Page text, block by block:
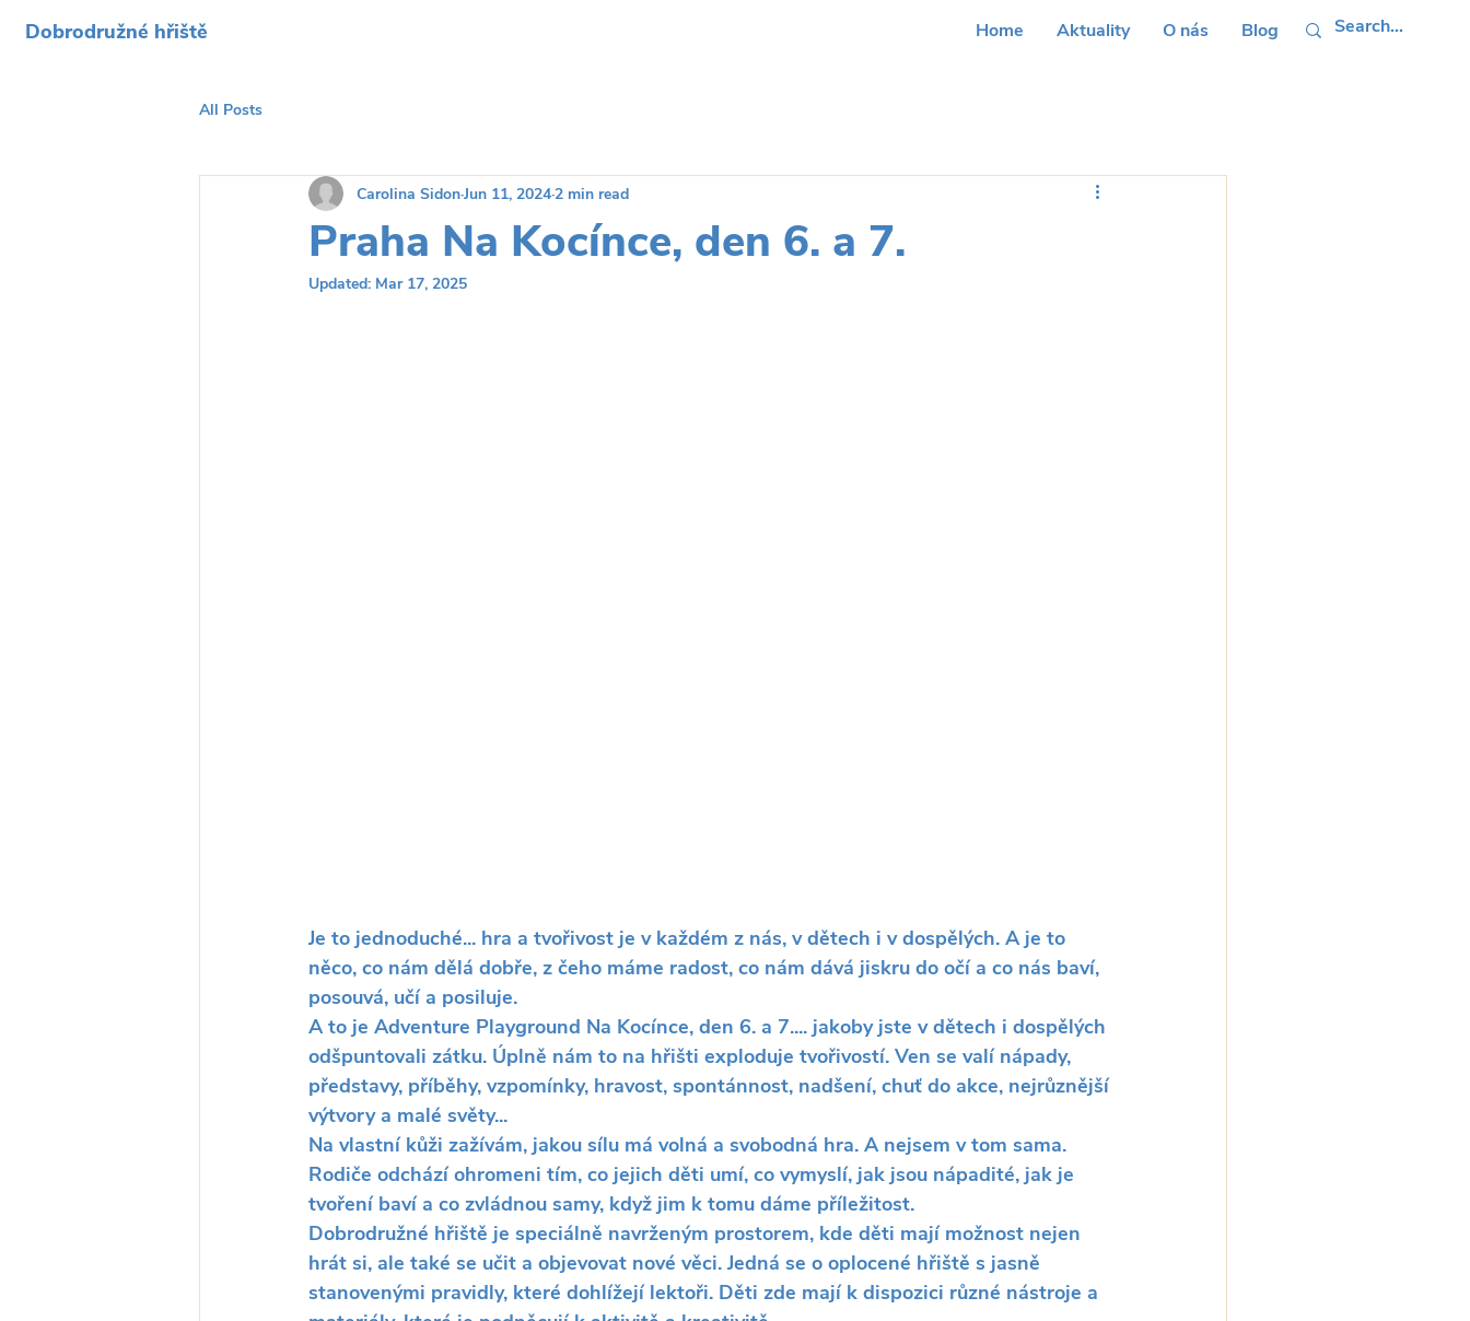
Dobrodružné hřiště Home Aktuality O nás Blog
All Posts
Praha Na Kocínce, den 6. a 7.
Carolina SidonJun 11, 2024 2 min read
Updated: Mar 17, 2025
Je to jednoduché... hra a tvořivost je v každém z nás, v dětech i v dospělých. A je to
něco, co nám dělá dobře, z čeho máme radost, co nám dává jiskru do očí a co nás baví,
posouvá, učí a posiluje.
A to je Adventure Playground Na Kocínce, den 6. a 7.... jakoby jste v dětech i dospělých
odšpuntovali zátku. Úplně nám to na hřišti exploduje tvořivostí. Ven se valí nápady,
představy, příběhy, vzpomínky, hravost, spontánnost, nadšení, chuť do akce, nejrůznější
výtvory a malé světy...
Na vlastní kůži zažívám, jakou sílu má volná a svobodná hra. A nejsem v tom sama.
Rodiče odchází ohromeni tím, co jejich děti umí, co vymyslí, jak jsou nápadité, jak je
tvoření baví a co zvládnou samy, když jim k tomu dáme příležitost.
Dobrodružné hřiště je speciálně navrženým prostorem, kde děti mají možnost nejen
hrát si, ale také se učit a objevovat nové věci. Jedná se o oplocené hřiště s jasně
stanovenými pravidly, které dohlížejí lektoři. Děti zde mají k dispozici různé nástroje a